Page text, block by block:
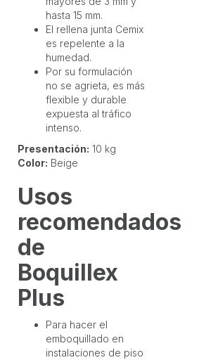
hasta 15 mm.
El rellena junta Cemix
es repelente a la
humedad.
Por su formulación
no se agrieta, es más
flexible y durable
expuesta al tráfico
intenso.
Presentación: 10 kg
Color: Beige
Usos
recomendados
de
Boquillex
Plus
Para hacer el
emboquillado en
instalaciones de piso